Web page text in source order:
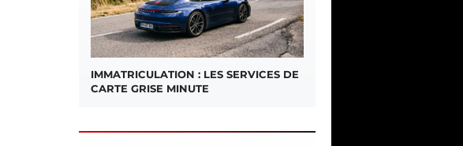
IMMATRICULATION : LES SERVICES DE
CARTE GRISE MINUTE